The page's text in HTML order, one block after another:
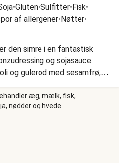
•Gluten•Sulfitter•Fisk•
af allergener•Nøtter•
den simre i en fantastisk
og sojasauce.
og gulerod med sesamfrø,
Vi topper herlighederne med
så er maden færdig.
æg, mælk, fisk,
nødder og hvede.